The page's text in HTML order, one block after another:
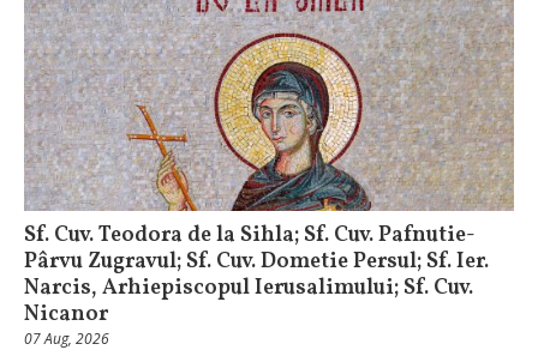
Sf. Cuv. Teodora de la Sihla; Sf. Cuv. Pafnutie-
Pârvu Zugravul; Sf. Cuv. Dometie Persul; Sf. Ier.
Narcis, Arhiepiscopul Ierusalimului; Sf. Cuv.
Nicanor
07 Aug, 2026